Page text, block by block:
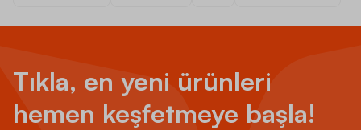
Tıkla, en yeni ürünleri
hemen keşfetmeye başla!